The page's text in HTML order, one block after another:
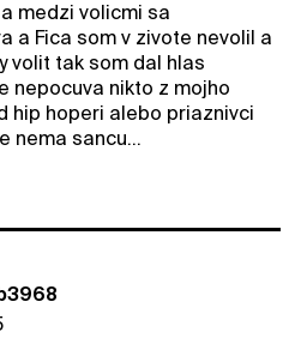
medzi volicmi sa
a Fica som v zivote nevolil a
volit tak som dal hlas
nepocuva nikto z mojho
hip hoperi alebo priaznivci
nema sancu...